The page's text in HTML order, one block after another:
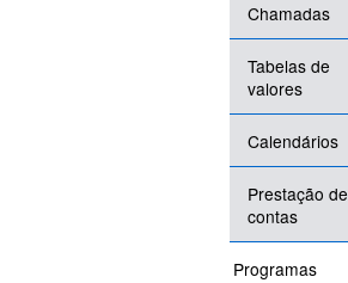
Chamadas
Tabelas de
valores
Calendários
Prestação de
contas
Programas